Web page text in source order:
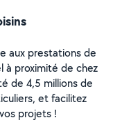
aux prestations de
à proximité de chez
de 4,5 millions de
et facilitez
projets !